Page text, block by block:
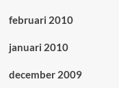
februari 2010
januari 2010
december 2009